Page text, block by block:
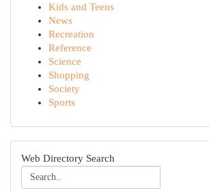
Kids and Teens
News
Recreation
Reference
Science
Shopping
Society
Sports
Web Directory Search